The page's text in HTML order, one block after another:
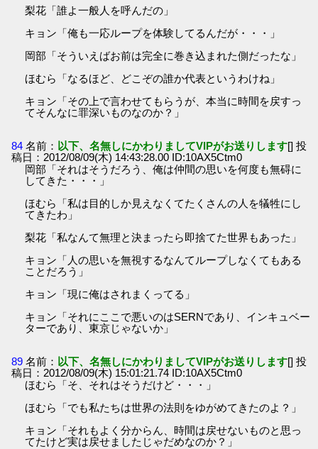
梨花「誰よ一般人を呼んだの」
キョン「俺も一応ループを体験してるんだが・・・」
岡部「そういえばお前は完全に巻き込まれた側だったな」
ほむら「なるほど、どこぞの誰か代表というわけね」
キョン「その上で言わせてもらうが、本当に時間を戻すっ
てそんなに罪深いものなのか？」
84 名前： 以下、名無しにかわりましてVIPがお送りします[] 投
稿日：2012/08/09(木) 14:43:28.00 ID:10AX5Ctm0
岡部「それはそうだろう、俺は仲間の思いを何度も無碍に
してきた・・・」
ほむら「私は目的しか見えなくてたくさんの人を犠牲にし
てきたわ」
梨花「私なんて無理と決まったら即捨てた世界もあった」
キョン「人の思いを無視するなんてループしなくてもある
ことだろう」
キョン「現に俺はされまくってる」
キョン「それにここで悪いのはSERNであり、インキュベー
ターであり、東京じゃないか」
89 名前： 以下、名無しにかわりましてVIPがお送りします[] 投
稿日：2012/08/09(木) 15:01:21.74 ID:10AX5Ctm0
ほむら「そ、それはそうだけど・・・」
ほむら「でも私たちは世界の法則をゆがめてきたのよ？」
キョン「それもよく分からん、時間は戻せないものと思っ
てたけど実は戻せましたじゃだめなのか？」